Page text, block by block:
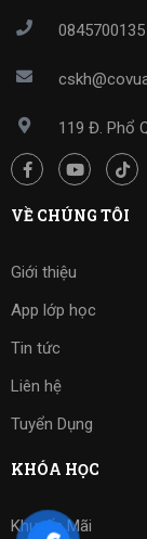
0845700135
119 Đ. Phổ
VỀ CHÚNG TÔI
Giới thiệu
App lớp học
Tin tức
Liên hệ
Tuyển Dụng
KHÓA HỌC
Khuyến Mãi